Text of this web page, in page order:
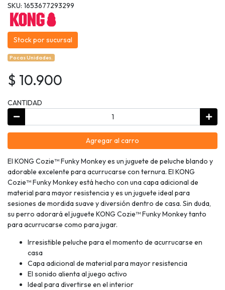
SKU: 1653677293299
Stock por sucursal
Pocas Unidades.
$ 10.900
CANTIDAD
Agregar al carro
El KONG Cozie™ Funky Monkey es un juguete de peluche blando y
adorable excelente para acurrucarse con ternura. El KONG
Cozie™ Funky Monkey está hecho con una capa adicional de
material para mayor resistencia y es un juguete ideal para
sesiones de mordida suave y diversión dentro de casa. Sin duda,
su perro adorará el juguete KONG Cozie™ Funky Monkey tanto
para acurrucarse como para jugar.
Irresistible peluche para el momento de acurrucarse en
casa
Capa adicional de material para mayor resistencia
El sonido alienta al juego activo
Ideal para divertirse en el interior